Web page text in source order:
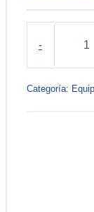
-
PROOF
LED
Categoría: